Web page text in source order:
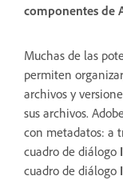
componentes de
Muchas de las
permiten
archivos y
sus archivos.
con metadatos: a
cuadro de diálogo
cuadro de diálogo